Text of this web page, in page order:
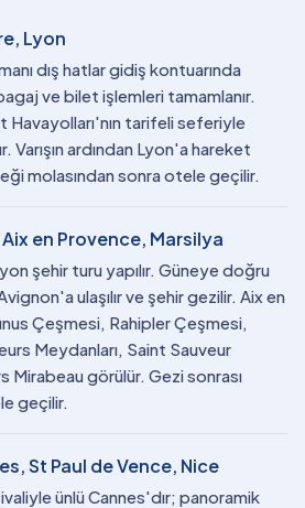
Lyon
dış hatlar gidiş kontuarında
ve bilet işlemleri tamamlanır.
Havayolları'nın tarifeli seferiyle
Varışın ardından Lyon'a hareket
molasından sonra otele geçilir.
en Provence, Marsilya
şehir turu yapılır. Güneye doğru
ulaşılır ve şehir gezilir. Aix en
Çeşmesi, Rahipler Çeşmesi,
Meydanları, Saint Sauveur
Mirabeau görülür. Gezi sonrası
geçilir.
St Paul de Vence, Nice
ünlü Cannes'dır; panoramik